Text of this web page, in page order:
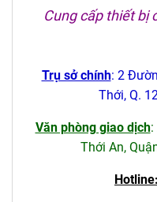
Cung cấp thiết bị
Trụ sở chính: 2
Thới, Q.
Văn phòng giao dịch:
Thới An,
Hotline: